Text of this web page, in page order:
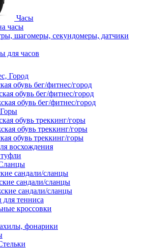
Часы
часы
шагомеры, секундомеры, датчики
для часов
Город
обувь бег/фитнес/город
обувь бег/фитнес/город
обувь бег/фитнес/город
обувь треккинг/горы
обувь треккинг/горы
обувь треккинг/горы
восхождения
сандали/сланцы
сандали/сланцы
сандали/сланцы
для тенниса
кроссовки
фонарики